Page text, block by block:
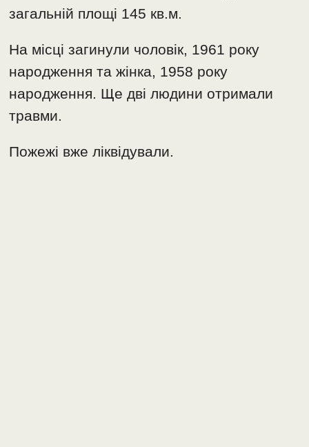
загальній площі 145 кв.м.
На місці загинули чоловік, 1961 року
народження та жінка, 1958 року
народження. Ще дві людини отримали
травми.
Пожежі вже ліквідували.